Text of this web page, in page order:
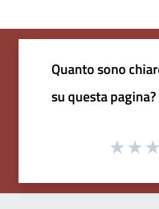
Quanto sono
su questa pagina?